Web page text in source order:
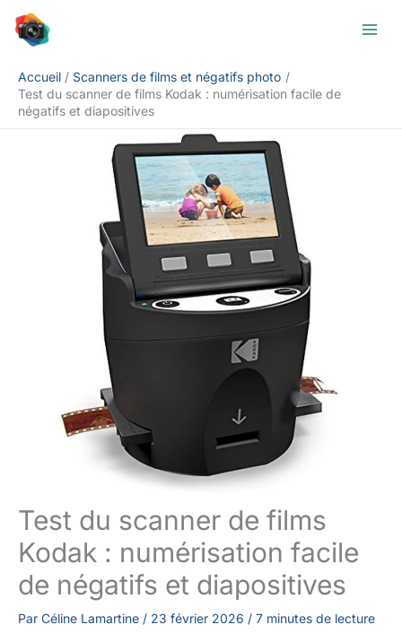
Accueil
Scanners de films et négatifs photo
Test du scanner de films Kodak : numérisation facile de
négatifs et diapositives
Test du scanner de films
Kodak : numérisation facile
de négatifs et diapositives
Par Céline Lamartine / 23 février 2026 / 7 minutes de lecture
Rechercher